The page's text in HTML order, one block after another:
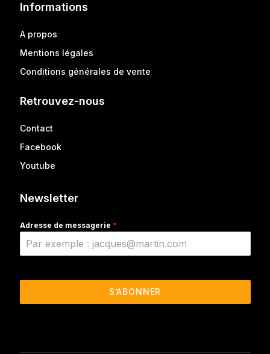
Informations
A propos
Mentions légales
Conditions générales de vente
Retrouvez-nous
Contact
Facebook
Youtube
Newsletter
Adresse de messagerie *
S’ABONNER